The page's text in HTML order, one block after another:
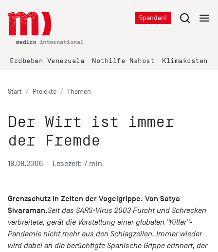
Spenden!
Erdbeben Venezuela Nothilfe Nahost Klimakosten
Start Projekte Themen
Der Wirt ist immer
der Fremde
18.08.2006 Lesezeit: 7 min
Grenzschutz in Zeiten der Vogelgrippe. Von Satya
Sivaraman.Seit das SARS-Virus 2003 Furcht und Schrecken
verbreitete, gerät die Vorstellung einer globalen "Killer"-
Pandemie nicht mehr aus den Schlagzeilen. Immer wieder
wird dabei an die berüchtigte Spanische Grippe erinnert, der